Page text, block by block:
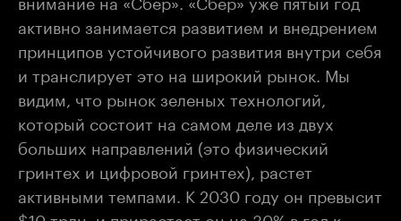
активно занимается развитием и внедрением
принципов устойчивого развития внутри себя
и транслирует это на широкий рынок. Мы
видим, что рынок зеленых технологий,
который состоит на самом деле из двух
больших направлений (это физический
гринтех и цифровой гринтех), растет
активными темпами. К 2030 году он превысит